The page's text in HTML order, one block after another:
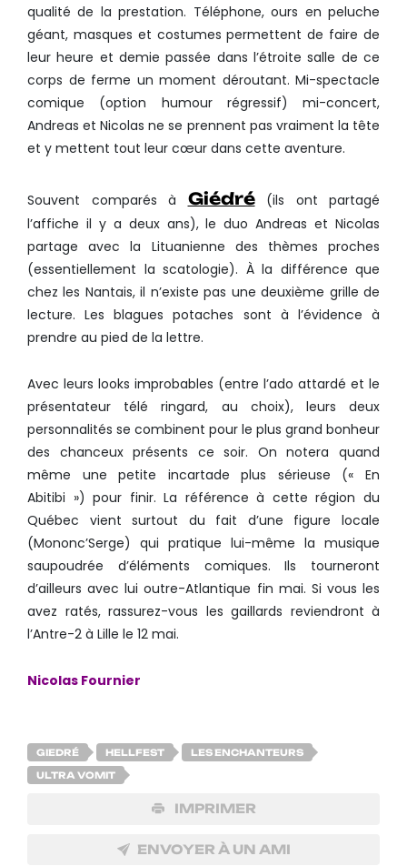
qualité de la prestation. Téléphone, ours en peluche
géant, masques et costumes permettent de faire de
leur heure et demie passée dans l’étroite salle de ce
corps de ferme un moment déroutant. Mi-spectacle
comique (option humour régressif) mi-concert,
Andreas et Nicolas ne se prennent pas vraiment la tête
et y mettent tout leur cœur dans cette aventure.
Souvent comparés à Giédré(ils ont partagé
l’affiche il y a deux ans), le duo Andreas et Nicolas
partage avec la Lituanienne des thèmes proches
(essentiellement la scatologie). À la différence que
chez les Nantais, il n’existe pas une deuxième grille de
lecture. Les blagues potaches sont à l’évidence à
prendre au pied de la lettre.
Avec leurs looks improbables (entre l’ado attardé et le
présentateur télé ringard, au choix), leurs deux
personnalités se combinent pour le plus grand bonheur
des chanceux présents ce soir. On notera quand
même une petite incartade plus sérieuse (« En
Abitibi ») pour finir. La référence à cette région du
Québec vient surtout du fait d’une figure locale
(Mononc’Serge) qui pratique lui-même la musique
saupoudrée d’éléments comiques. Ils tourneront
d’ailleurs avec lui outre-Atlantique fin mai. Si vous les
avez ratés, rassurez-vous les gaillards reviendront à
l’Antre-2 à Lille le 12 mai.
Nicolas Fournier
GIEDRÉ HELLFEST LES ENCHANTEURS
ULTRA VOMIT
IMPRIMER
ENVOYER À UN AMI